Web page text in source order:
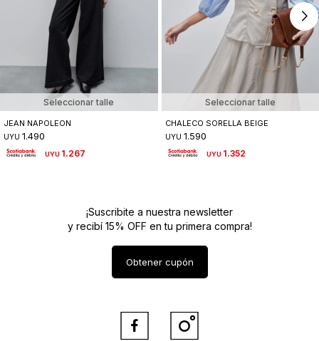
Seleccionar talle
JEAN NAPOLEON
UYU 1.490
UYU 1.267
Seleccionar talle
CHALECO SORELLA BEIGE
UYU 1.590
UYU 1.352
¡Suscribite a nuestra newsletter
y recibí 15% OFF en tu primera compra!
Obtener cupón
 